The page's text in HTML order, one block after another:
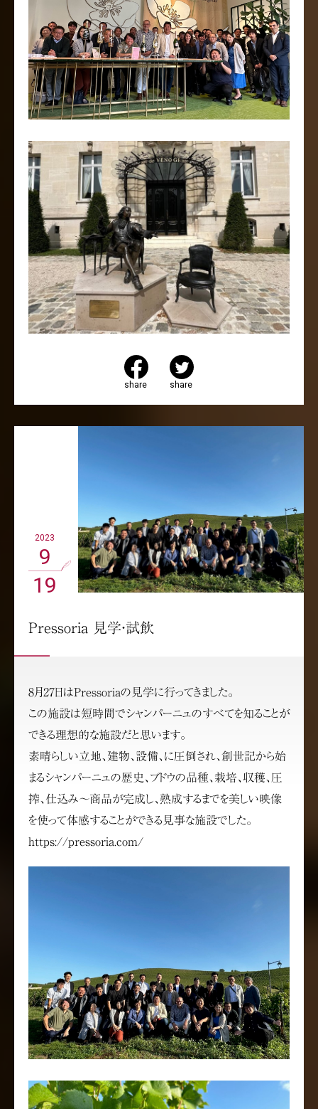
share share
2023
9
19
Pressoria 見学・試飲
8月27日はPressoriaの見学に行ってきました。
この施設は短時間でシャンパーニュのすべてを知ることが
できる理想的な施設だと思います。
素晴らしい立地、建物、設備、に圧倒され、創世記から始
まるシャンパーニュの歴史、ブドウの品種、栽培、収穫、圧
搾、仕込み〜商品が完成し、熟成するまでを美しい映像
を使って体感することができる見事な施設でした。
https://pressoria.com/